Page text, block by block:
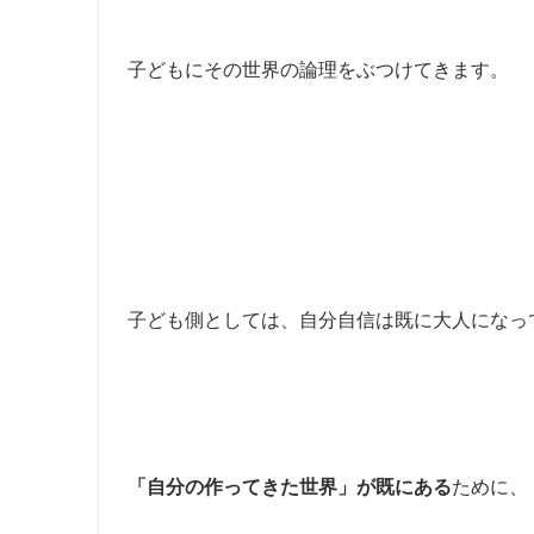
子どもにその世界の論理をぶつけてきます。
子ども側としては、自分自信は既に大人になっ
「自分の作ってきた世界」が既にあるために、